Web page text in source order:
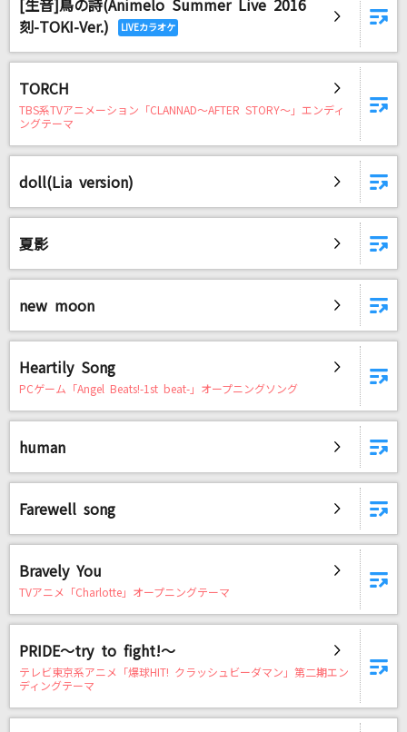
[生音]鳥の詩(Animelo Summer Live 2016
刻-TOKI-Ver.)
TORCH
TBS系TVアニメーション「CLANNAD～AFTER STORY～」エンディ
ングテーマ
doll(Lia version)
夏影
new moon
Heartily Song
PCゲーム「Angel Beats!-1st beat-」オープニングソング
human
Farewell song
Bravely You
TVアニメ「Charlotte」オープニングテーマ
PRIDE～try to fight!～
テレビ東京系アニメ「爆球HIT! クラッシュビーダマン」第二期エン
ディングテーマ